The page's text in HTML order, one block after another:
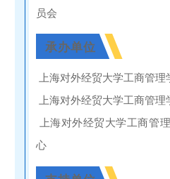
员会
承办单位
上海对外经贸大学工商管理
上海对外经贸大学工商管
上海对外经贸大学工商管
心